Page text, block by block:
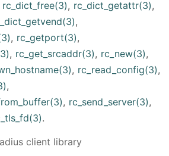
rc_dict_free(3), rc_dict_getattr(3),
,
, rc_getport(3),
, rc_get_srcaddr(3), rc_new(3),
, rc_read_config(3),
,
, rc_send_server(3),
.
client library